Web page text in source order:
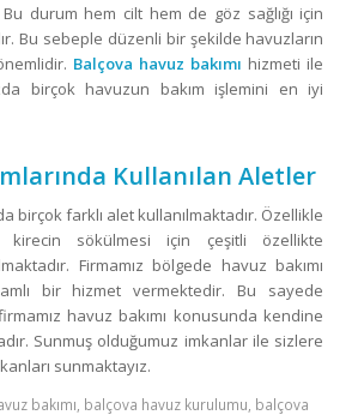
durum hem cilt hem de göz sağlığı için
Bu sebeple düzenli bir şekilde havuzların
Balçova havuz bakımı hizmeti ile
birçok havuzun bakım işlemini en iyi
Kullanılan Aletler
birçok farklı alet kullanılmaktadır. Özellikle
kirecin sökülmesi için çeşitli özellikte
Firmamız bölgede havuz bakımı
bir hizmet vermektedir. Bu sayede
havuz bakımı konusunda kendine
Sunmuş olduğumuz imkanlar ile sizlere
sunmaktayız.
bakımı balçova havuz kurulumu balçova